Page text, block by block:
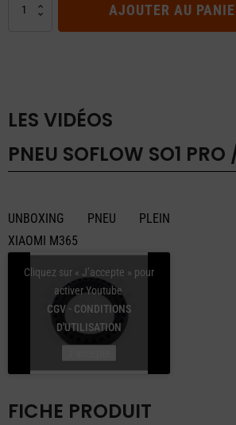
SO2
AJOUTER AU
LES VIDÉOS
PNEU SOFLOW SO1 PRO
UNBOXING PNEU PLEIN
XIAOMI M365
Cliquez sur « J’accepte » pour
activer Youtube
CGV - CONDITIONS
D'UTILISATION
FICHE PRODUIT